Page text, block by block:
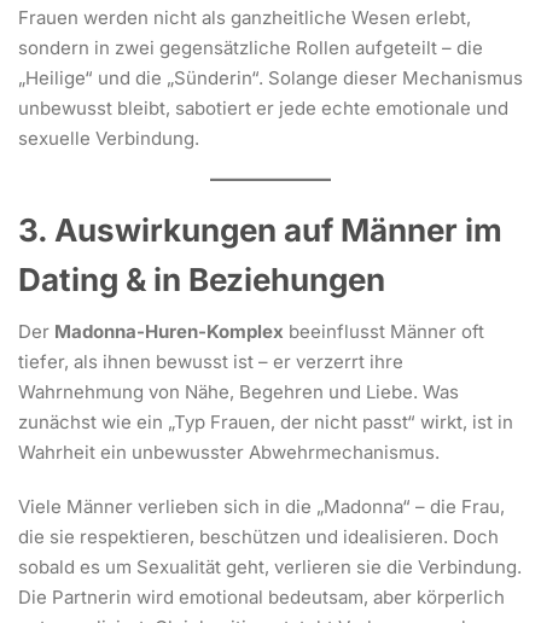
Frauen werden nicht als ganzheitliche Wesen erlebt,
sondern in zwei gegensätzliche Rollen aufgeteilt – die
„Heilige“ und die „Sünderin“. Solange dieser Mechanismus
unbewusst bleibt, sabotiert er jede echte emotionale und
sexuelle Verbindung.
3. Auswirkungen auf Männer im
Dating & in Beziehungen
Der Madonna-Huren-Komplex beeinflusst Männer oft
tiefer, als ihnen bewusst ist – er verzerrt ihre
Wahrnehmung von Nähe, Begehren und Liebe. Was
zunächst wie ein „Typ Frauen, der nicht passt“ wirkt, ist in
Wahrheit ein unbewusster Abwehrmechanismus.
Viele Männer verlieben sich in die „Madonna“ – die Frau,
die sie respektieren, beschützen und idealisieren. Doch
sobald es um Sexualität geht, verlieren sie die Verbindung.
Die Partnerin wird emotional bedeutsam, aber körperlich